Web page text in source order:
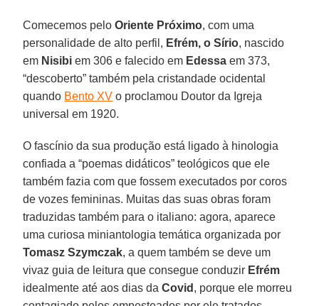
Comecemos peloOriente Próximo, com uma
personalidade de alto perfil, Efrém, o Sírio, nascido
em Nisibi em 306 e falecido em Edessa em 373,
“descoberto” também pela cristandade ocidental
quando Bento XV o proclamou Doutor da Igreja
universal em 1920.
O fascínio da sua produção está ligado à hinologia
confiada a “poemas didáticos” teológicos que ele
também fazia com que fossem executados por coros
de vozes femininas. Muitas das suas obras foram
traduzidas também para o italiano: agora, aparece
uma curiosa miniantologia temática organizada por
Tomasz Szymczak, a quem também se deve um
vivaz guia de leitura que consegue conduzir Efrém
idealmente até aos dias daCovid , porque ele morreu